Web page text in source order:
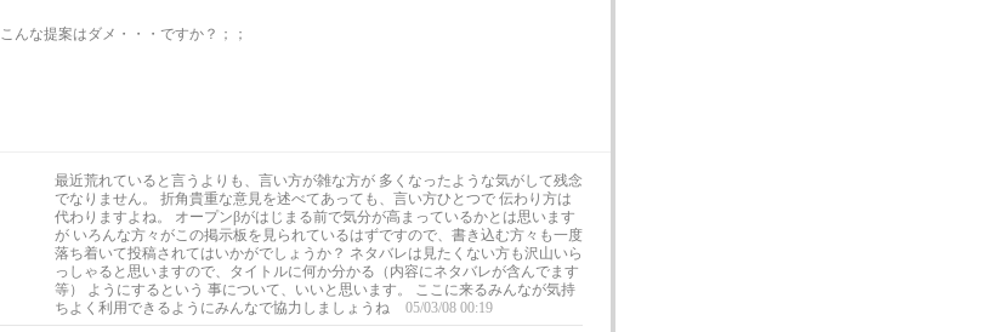
こんな提案はダメ・・・ですか？；；
最近荒れていると言うよりも、言い方が雑な方が 多くなったような気がして残念
でなりません。 折角貴重な意見を述べてあっても、言い方ひとつで 伝わり方は
代わりますよね。 オープンβがはじまる前で気分が高まっているかとは思います
が いろんな方々がこの掲示板を見られているはずですので、書き込む方々も一度
落ち着いて投稿されてはいかがでしょうか？ ネタバレは見たくない方も沢山いら
っしゃると思いますので、タイトルに何か分かる（内容にネタバレが含んでます
等） ようにするという 事について、いいと思います。 ここに来るみんなが気持
ちよく利用できるようにみんなで協力しましょうね
05/03/08 00:19